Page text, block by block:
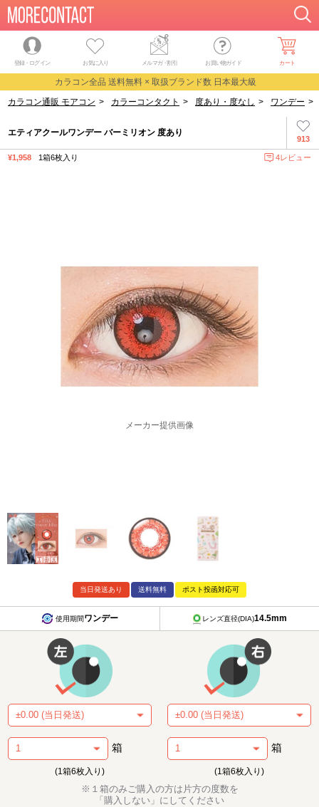
登録・ログイン お気に入り メルマガ・割引 お買い物ガイド カート
カラコン全品 送料無料 × 取扱ブランド数 日本最大級
カラコン通販 モアコン > カラーコンタクト > 度あり・度なし > ワンデー >
913
エティアクールワンデー バーミリオン 度あり
¥1,958 1箱6枚入り 4レビュー
メーカー提供画像
当日発送あり 送料無料 ポスト投函対応可
使用期間ワンデー レンズ直径(DIA)14.5mm
箱
(1箱6枚入り)
箱
(1箱6枚入り)
※１箱のみご購入の方は片方の度数を
「購入しない」にしてください